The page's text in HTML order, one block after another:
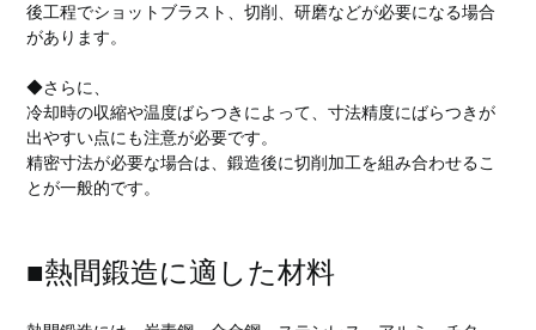
後工程でショットブラスト、切削、研磨などが必要になる場合
があります。
◆さらに、
冷却時の収縮や温度ばらつきによって、寸法精度にばらつきが
出やすい点にも注意が必要です。
精密寸法が必要な場合は、鍛造後に切削加工を組み合わせるこ
とが一般的です。
■熱間鍛造に適した材料